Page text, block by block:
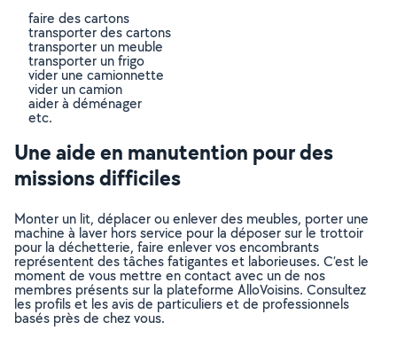
faire des cartons
transporter des cartons
transporter un meuble
transporter un frigo
vider une camionnette
vider un camion
aider à déménager
etc.
Une aide en manutention pour des
missions difficiles
Monter un lit, déplacer ou enlever des meubles, porter une
machine à laver hors service pour la déposer sur le trottoir
pour la déchetterie, faire enlever vos encombrants
représentent des tâches fatigantes et laborieuses. C’est le
moment de vous mettre en contact avec un de nos
membres présents sur la plateforme AlloVoisins. Consultez
les profils et les avis de particuliers et de professionnels
basés près de chez vous.